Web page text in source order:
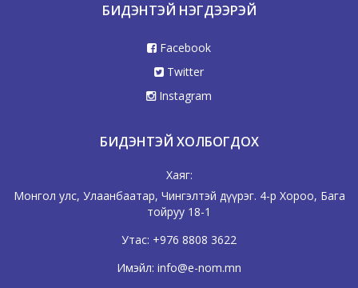
БИДЭНТЭЙ НЭГДЭЭРЭЙ
Facebook
Twitter
Instagram
БИДЭНТЭЙ ХОЛБОГДОХ
Хаяг:
Монгол улс, Улаанбаатар, Чингэлтэй дүүрэг. 4-р Хороо, Бага
тойруу 18-1
Утас: +976 8808 3622
Имэйл: info@e-nom.mn